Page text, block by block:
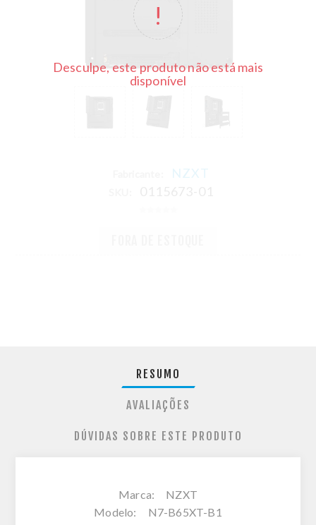
Desculpe, este produto não está mais
disponível
NZXT
RESUMO
AVALIAÇÕES
DÚVIDAS SOBRE ESTE PRODUTO
Marca: NZXT
Modelo: N7-B65XT-B1